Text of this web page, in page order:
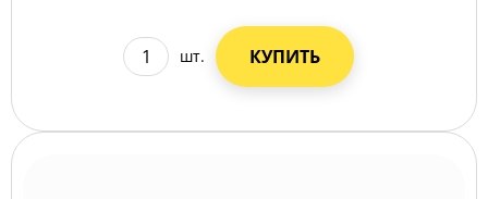
шт. КУПИТЬ